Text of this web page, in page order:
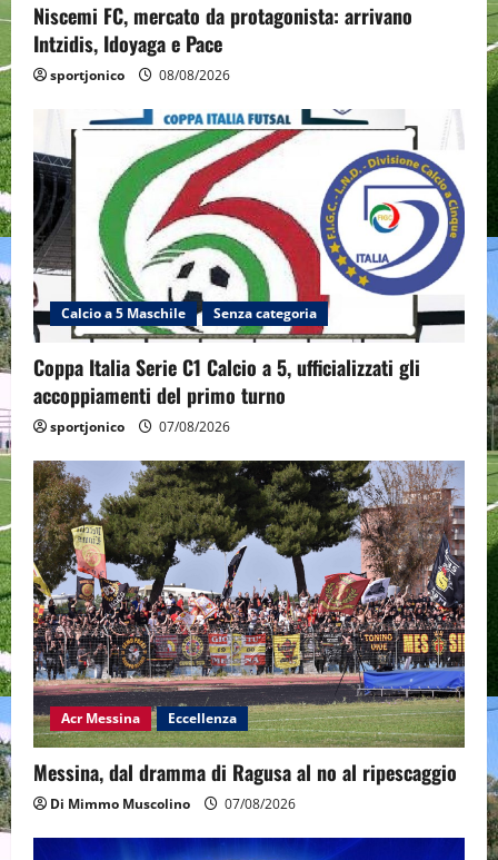
Niscemi FC, mercato da protagonista: arrivano
Intzidis, Idoyaga e Pace
sportjonico 08/08/2026
Calcio a 5 Maschile Senza categoria
Coppa Italia Serie C1 Calcio a 5, ufficializzati gli
accoppiamenti del primo turno
sportjonico 07/08/2026
Acr Messina Eccellenza
Messina, dal dramma di Ragusa al no al ripescaggio
Di Mimmo Muscolino 07/08/2026